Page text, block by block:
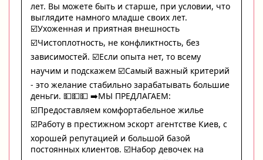
лет. Вы можете быть и старше, при условии, что
выглядите намного младше своих лет.
☑️Ухоженная и приятная внешность
☑️Чистоплотность, не конфликтность, без
зависимостей. ☑️Если опыта нет, то всему
научим и подскажем ☑️Самый важный критерий
- это желание стабильно зарабатывать большие
деньги. 💵💵💵 ➡️МЫ ПРЕДЛАГАЕМ:
☑️Предоставляем комфортабельное жилье
☑️Работу в престижном эскорт агентстве Киев, с
хорошей репутацией и большой базой
постоянных клиентов. ☑️Набор девочек на